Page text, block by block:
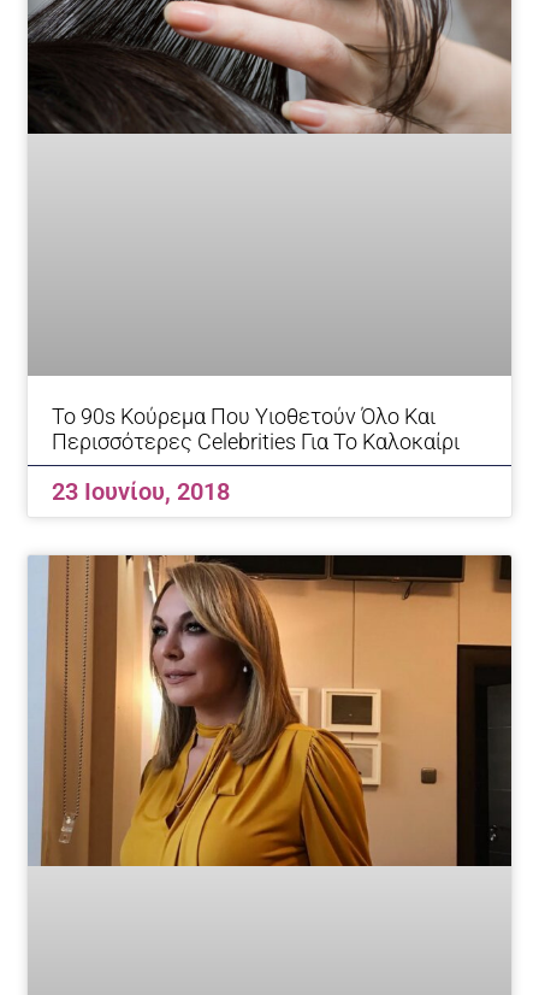
Το 90s Κούρεμα Που Υιοθετούν Όλο Και
Περισσότερες Celebrities Για Το Καλοκαίρι
23 Ιουνίου, 2018